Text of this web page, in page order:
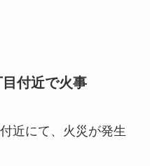
付近で火事
近にて、火災が発生